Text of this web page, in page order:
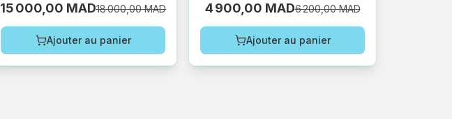
15 000,00 MAD18 000,00 MAD
Ajouter au panier
4 900,00 MAD6 200,00 MAD
Ajouter au panier